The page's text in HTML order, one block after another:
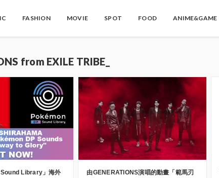
FASHION MOVIE SPOT FOOD ANIME&GAME
from EXILE TRIBE_
Sound Library」海外
由GENERATIONS演唱的動畫「範馬刃